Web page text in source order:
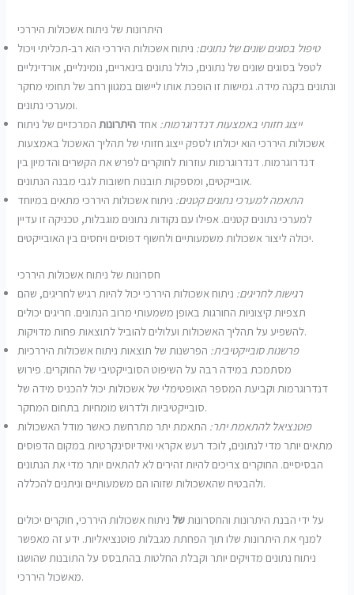
היתרונות של ניתוח אשכולות היררכי
טיפול בסוגים שונים של נתונים: ניתוח אשכולות היררכי הוא רב-תכליתי ויכול
לטפל בסוגים שונים של נתונים, כולל נתונים בינאריים, נומינליים, אורדינליים
ונתונים בקנה מידה. גמישות זו הופכת אותו ליישום במגוון רחב של תחומי מחקר
ומערכי נתונים.
ייצוג חזותי באמצעות דנדרוגרמות: אחד היתרונותהמרכזיים של ניתוח
אשכולות היררכי הוא יכולתו לספק ייצוג חזותי של תהליך האשכול באמצעות
דנדרוגרמות. דנדרוגרמות עוזרות לחוקרים לפרש את הקשרים והדמיון בין
אובייקטים, ומספקות תובנות חשובות לגבי מבנה הנתונים.
התאמה למערכי נתונים קטנים: ניתוח אשכולות היררכי מתאים במיוחד
למערכי נתונים קטנים. אפילו עם נקודות נתונים מוגבלות, טכניקה זו עדיין
יכולה ליצור אשכולות משמעותיים ולחשוף דפוסים ויחסים בין האובייקטים.
חסרונות של ניתוח אשכולות היררכי
רגישות לחריגים: ניתוח אשכולות היררכי יכול להיות רגיש לחריגים, שהם
תצפיות קיצוניות החורגות באופן משמעותי מרוב הנתונים. חריגים יכולים
להשפיע על תהליך האשכולות ועלולים להוביל לתוצאות פחות מדויקות.
פרשנות סובייקטיבית: הפרשנות של תוצאות ניתוח אשכולות היררכיות
מסתמכת במידה רבה על השיפוט הסובייקטיבי של החוקרים. פירוש
דנדרוגרמות וקביעת המספר האופטימלי של אשכולות יכול להכניס מידה של
סובייקטיביות ולדרוש מומחיות בתחום המחקר.
פוטנציאל להתאמת יתר: התאמת יתר מתרחשת כאשר מודל האשכולות
מתאים יותר מדי לנתונים, לוכד רעש אקראי ואידיוסינקרטיות במקום הדפוסים
הבסיסיים. החוקרים צריכים להיות זהירים לא להתאים יותר מדי את הנתונים
ולהבטיח שהאשכולות שזוהו הם משמעותיים וניתנים להכללה.
על ידי הבנת היתרונות והחסרונות של ניתוח אשכולות היררכי, חוקרים יכולים
למנף את היתרונות שלו תוך הפחתת מגבלות פוטנציאליות. ידע זה מאפשר
ניתוח נתונים מדויקים יותר וקבלת החלטות בהתבסס על התובנות שהושגו
מאשכול היררכי.